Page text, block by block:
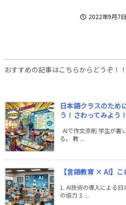
2022年9月7日
おすすめの記事はこちらからどうぞ！！
日本語クラスのため
う！さわってみよう！
AIで作文添削 学生が書
る。 教 ...
【言語教育 × AI】
1. AI技術の導入による
の協力 3. ...